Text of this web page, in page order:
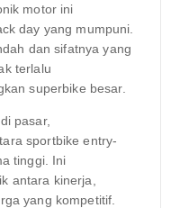
motor ini
day yang mumpuni.
dan sifatnya yang
terlalu
superbike besar.
pasar,
sportbike entry-
tinggi. Ini
antara kinerja,
yang kompetitif.